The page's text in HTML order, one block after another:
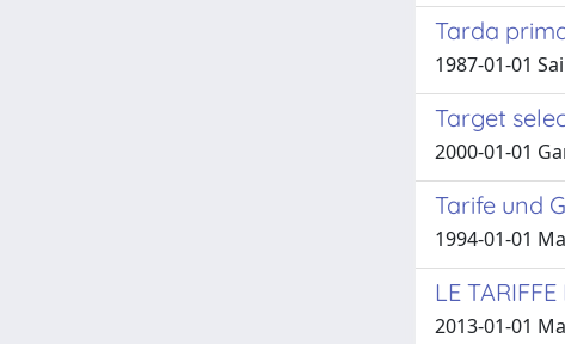
Tarda
1987-01-01
Target
2000-01-01
Tarife und
1994-01-01
LE
2013-01-01